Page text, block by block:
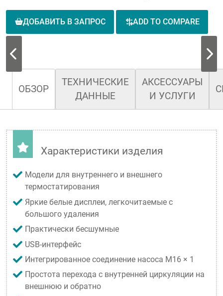
ДОБАВИТЬ В ЗАПРОС ADD TO COMPARE
ОБЗОР
ТЕХНИЧЕСКИЕ
ДАННЫЕ
АКСЕССУАРЫ
И УСЛУГИ
Характеристики изделия
Модели для внутреннего и внешнего
термостатирования
Яркие белые дисплеи, легкочитаемые с
большого удаления
Практически бесшумные
USB-интерфейс
Интегрированное соединение насоса M16 × 1
Простота перехода с внутренней циркуляции на
внешнюю и обратно